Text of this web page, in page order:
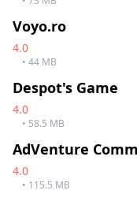
Voyo.ro
4.0
• 44 MB
Despot's Game
4.0
• 58.5 MB
AdVenture
4.0
• 115.5 MB